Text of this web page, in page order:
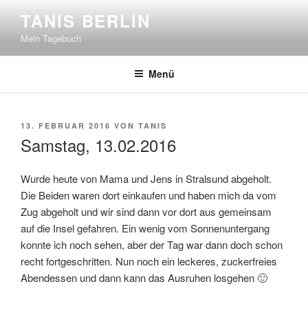
springen
TANIS BERLIN
Mein Tagebuch
Menü
VERÖFFENTLICHT
13. FEBRUAR 2016 VON TANIS
Samstag, 13.02.2016
Wurde heute von Mama und Jens in Stralsund abgeholt.
Die Beiden waren dort einkaufen und haben mich da vom
Zug abgeholt und wir sind dann vor dort aus gemeinsam
auf die Insel gefahren. Ein wenig vom Sonnenuntergang
konnte ich noch sehen, aber der Tag war dann doch schon
recht fortgeschritten. Nun noch ein leckeres, zuckerfreies
Abendessen und dann kann das Ausruhen losgehen 🙂